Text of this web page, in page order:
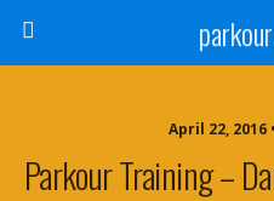
April 22, 2016
Parkour Training –